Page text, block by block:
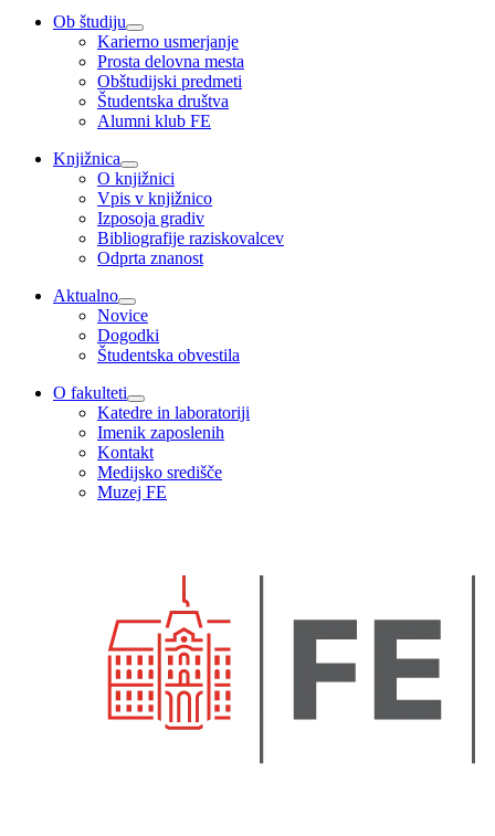
Ob študiju
Karierno usmerjanje
Prosta delovna mesta
Obštudijski predmeti
Študentska društva
Alumni klub FE
Knjižnica
O knjižnici
Vpis v knjižnico
Izposoja gradiv
Bibliografije raziskovalcev
Odprta znanost
Aktualno
Novice
Dogodki
Študentska obvestila
O fakulteti
Katedre in laboratoriji
Imenik zaposlenih
Kontakt
Medijsko središče
Muzej FE